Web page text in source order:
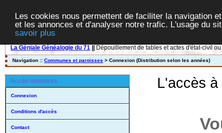
Les cookies nous permettent de faciliter la navigation
et les annonces et d'analyser notre trafic. L'usage du
savoir plus
La Géniale Généalogie du 71 Dépouillement de tables et actes d'état-civil
Navigation :: Communes et paroisses > Connexion (Distribution selon les années)
Accès membres
Connexion
Conditions d'accès
Contact
L'accès